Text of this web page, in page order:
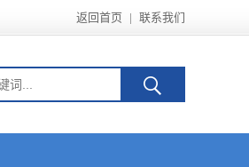
返回首页 | 联系我们